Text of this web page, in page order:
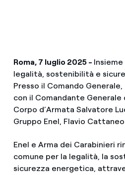
Roma, 7 luglio 2025 -
legalità, sostenibilità e
Presso il Comando Generale,
con il Comandante Generale
Corpo d’Armata Salvatore
Gruppo Enel, Flavio
Enel e Arma dei Carabinieri
comune per la legalità, la
sicurezza energetica,